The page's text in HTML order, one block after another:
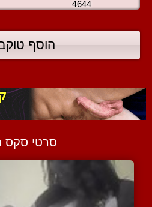
4644
הוסף
סרטי סקס